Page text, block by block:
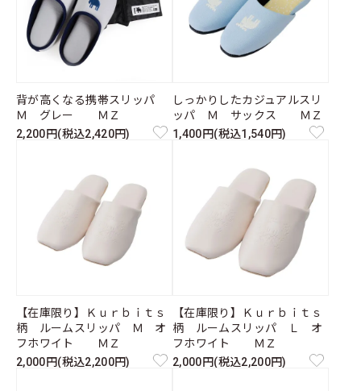
背が高くなる携帯スリッパ
Ｍ グレー ＭＺ
2,200円(税込2,420円)
しっかりしたカジュアルスリ
ッパ Ｍ サックス ＭＺ
1,400円(税込1,540円)
【在庫限り】Ｋｕｒｂｉｔｓ
柄 ルームスリッパ Ｍ オ
フホワイト ＭＺ
2,000円(税込2,200円)
【在庫限り】Ｋｕｒｂｉｔｓ
柄 ルームスリッパ Ｌ オ
フホワイト ＭＺ
2,000円(税込2,200円)